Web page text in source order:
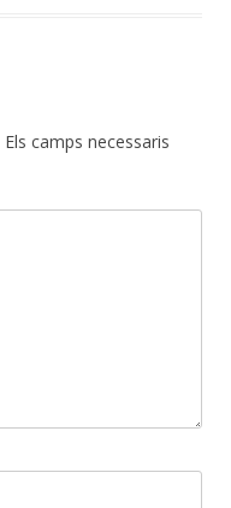
Els camps necessaris